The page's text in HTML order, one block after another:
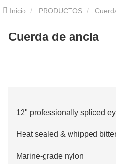
Inicio PRODUCTOS
Cuerda de ancla
12" professionally spliced
Heat sealed & whipped
Marine-grade nylon